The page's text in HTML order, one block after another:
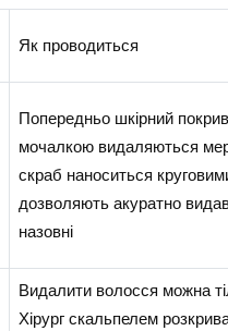
Як проводиться
Попередньо шкірний
мочалкою видаляються
скраб наноситься
дозволяють акуратно
назовні
Видалити волосся можна
Хірург скальпелем